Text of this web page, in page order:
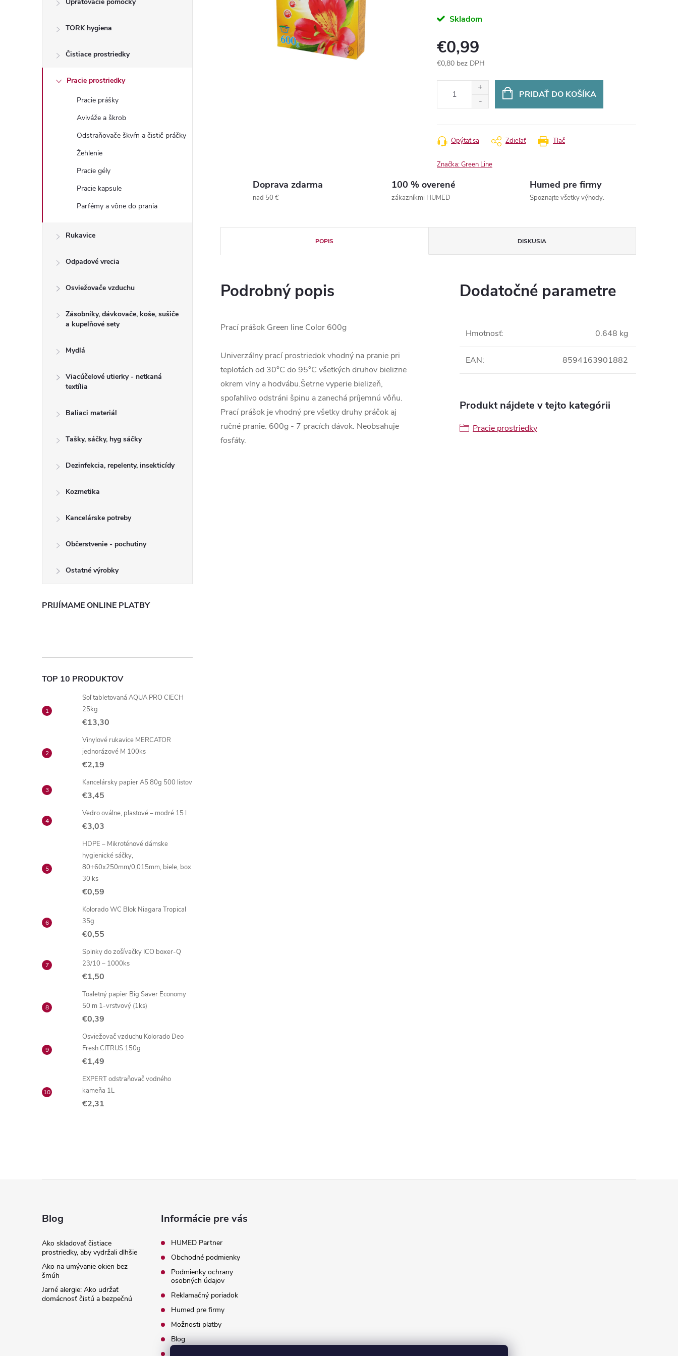
p
TORK hygiena
Čistiace prostriedky
Pracie prostriedky
Pracie prášky
Aviváže a škrob
Odstraňovače škvŕn a čistič práčky
Žehlenie
Pracie gély
Pracie kapsule
Parfémy a vône do prania
Rukavice
Odpadové vrecia
Osviežovače vzduchu
Zásobníky, dávkovače, koše, sušiče
a kupeľňové sety
Mydlá
Viacúčelové utierky - netkaná
textília
Baliaci materiál
Tašky, sáčky, hyg sáčky
Dezinfekcia, repelenty, insekticídy
Kozmetika
Kancelárske potreby
Občerstvenie - pochutiny
Ostatné výrobky
PRIJÍMAME ONLINE PLATBY
TOP 10 PRODUKTOV
Soľ tabletovaná AQUA PRO CIECH
25kg
€13,30
Vinylové rukavice MERCATOR
jednorázové M 100ks
€2,19
Kancelársky papier A5 80g 500 listov
€3,45
Vedro oválne, plastové – modré 15 l
€3,03
HDPE – Mikroténové dámske
hygienické sáčky,
80+60x250mm/0,015mm, biele, box
30 ks
€0,59
Kolorado WC Blok Niagara Tropical
35g
€0,55
Spinky do zošívačky ICO boxer-Q
23/10 – 1000ks
€1,50
Toaletný papier Big Saver Economy
50 m 1-vrstvový (1ks)
€0,39
Osviežovač vzduchu Kolorado Deo
Fresh CITRUS 150g
€1,49
EXPERT odstraňovač vodného
kameňa 1L
€2,31
Skladom
€0,99
€0,80 bez DPH
PRIDAŤ DO KOŠÍKA
Tlač
Opýtať sa Zdieľať
Značka:Green Line
Doprava zdarma
nad 50 €
100 % overené
zákazníkmi HUMED
Humed pre firmy
Spoznajte všetky výhody.
POPIS DISKUSIA
Podrobný popis
Prací prášok Green line Color 600g
Univerzálny prací prostriedok vhodný na pranie pri
teplotách od 30°C do 95°C všetkých druhov bielizne
okrem vlny a hodvábu.Šetrne vyperie bielizeň,
spoľahlivo odstráni špinu a zanechá príjemnú vôňu.
Prací prášok je vhodný pre všetky druhy práčok aj
ručné pranie. 600g - 7 pracích dávok. Neobsahuje
fosfáty.
Dodatočné parametre
Hmotnosť: 0.648 kg
EAN: 8594163901882
Produkt nájdete v tejto kategórii
Pracie prostriedky
Blog
Ako skladovať čistiace
prostriedky, aby vydržali dlhšie
Ako na umývanie okien bez
šmúh
Jarné alergie: Ako udržať
domácnosť čistú a bezpečnú
Informácie pre vás
HUMED Partner
Obchodné podmienky
Podmienky ochrany
osobných údajov
Reklamačný poriadok
Humed pre firmy
Možnosti platby
Blog